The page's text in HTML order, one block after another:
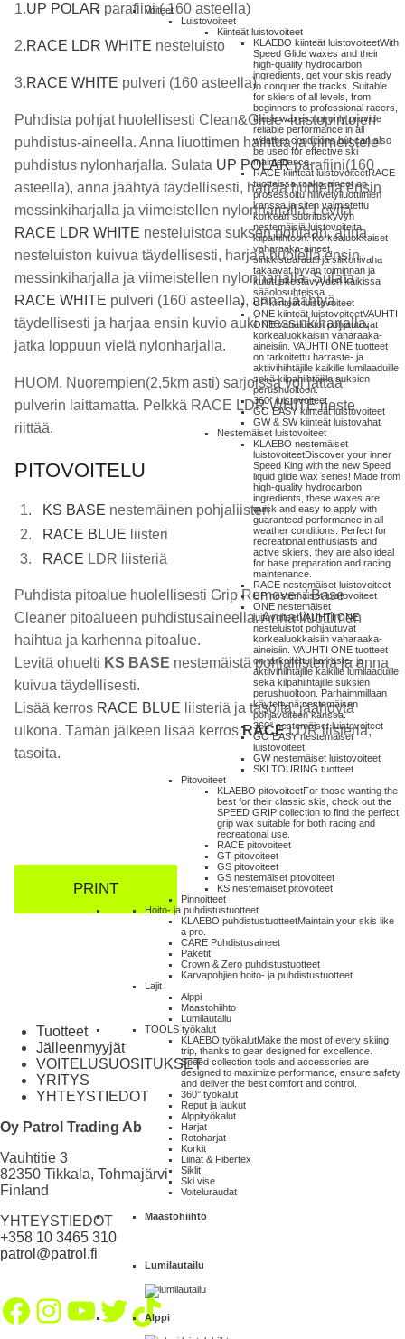
Voiteet
Luistovoiteet
Kiinteät luistovoiteet
KLAEBO kiinteät luistovoiteetWith
Speed Glide waxes and their
high-quality hydrocarbon
ingredients, get your skis ready
to conquer the tracks. Suitable
for skiers of all levels, from
beginners to professional racers,
these waxes not only provide
reliable performance in all
weather conditions but can also
be used for effective ski
maintenance.
RACE kiinteät luistovoiteetRACE
tuotteissa raaka-aineet on
prosessoitu hiilivetyliuottimien
kanssa ja siten valmistettu
korkean suorituskyvyn
nestemäisiä luistovoiteita
kilpahiihtoon. Korkealuokkaiset
vaharaaka-aineet,
sinkkistearaatti ja silikonivaha
takaavat hyvän toiminnan ja
kulutuskestävyyden kaikissa
sääolosuhteissa
UP kiinteät luistovoiteet
ONE kiinteät luistovoiteetVAUHTI
ONE vahaluistot pohjautuvat
korkealuokkaisiin vaharaaka-
aineisiin. VAUHTI ONE tuotteet
on tarkoitettu harraste- ja
aktiivihiihtäjille kaikille lumilaaduille
sekä kilpahiihtäjille suksien
perushuoltoon.
360° luistovoiteet
GO EASY kiinteät luistovoiteet
GW & SW kiinteät luistovahat
Nestemäiset luistovoiteet
KLAEBO nestemäiset
luistovoiteetDiscover your inner
Speed King with the new Speed
liquid glide wax series! Made from
high-quality hydrocarbon
ingredients, these waxes are
quick and easy to apply with
guaranteed performance in all
weather conditions. Perfect for
recreational enthusiasts and
active skiers, they are also ideal
for base preparation and racing
maintenance.
RACE nestemäiset luistovoiteet
UP nestemäiset luistovoiteet
ONE nestemäiset
luitovoiteetVAUHTI ONE
nesteluistot pohjautuvat
korkealuokkaisiin vaharaaka-
aineisiin. VAUHTI ONE tuotteet
on tarkoitettu harraste- ja
aktiivihiihtäjille kaikille lumilaaduille
sekä kilpahiihtäjille suksien
perushuoltoon. Parhaimmillaan
käytettynä nestemäisen
pohjavoiteen kanssa.
360° nestemäiset luistovoiteet
GO EASY nestemäiset
luistovoiteet
GW nestemäiset luistovoiteet
SKI TOURING tuotteet
Pitovoiteet
KLAEBO pitovoiteetFor those wanting the
best for their classic skis, check out the
SPEED GRIP collection to find the perfect
grip wax suitable for both racing and
recreational use.
RACE pitovoiteet
GT pitovoiteet
GS pitovoiteet
GS nestemäiset pitovoiteet
KS nestemäiset pitovoiteet
Pinnoitteet
Hoito- ja puhdistustuotteet
KLAEBO puhdistustuotteetMaintain your skis like
a pro.
CARE Puhdistusaineet
Paketit
Crown & Zero puhdistustuotteet
Karvapohjien hoito- ja puhdistustuotteet
Lajit
Alppi
Maastohiihto
Lumilautailu
TOOLS työkalut
KLAEBO työkalutMake the most of every skiing
trip, thanks to gear designed for excellence.
Speed collection tools and accessories are
designed to maximize performance, ensure safety
and deliver the best comfort and control.
360° työkalut
Reput ja laukut
Alppityökalut
Harjat
Rotoharjat
Korkit
Liinat & Fibertex
Siklit
Ski vise
Voiteluraudat
Maastohiihto
Lumilautailu
Alppi
1.UP POLAR parafiini ( 160 asteella)
2.RACE LDR WHITE nesteluisto
3.RACE WHITE pulveri (160 asteella)
Puhdista pohjat huolellisesti Clean&Glide -luistopintojen
puhdistus-aineella. Anna liuottimen haihtua ja viimeistele
puhdistus nylonharjalla. Sulata UP POLARparafiini(160
asteella), anna jäähtyä täydellisesti, harjaa huolella ensin
messinkiharjalla ja viimeistellen nylonharjalla. Levitä
RACE LDR WHITE nesteluistoa suksen pohjaan, anna
nesteluiston kuivua täydellisesti, harjaa huolella ensin
messinkiharjalla ja viimeistellen nylonharjalla. Sulata
RACE WHITE pulveri (160 asteella), anna jäähtyä
täydellisesti ja harjaa ensin kuvio auki messinkiharjalla,
jatka loppuun vielä nylonharjalla.
HUOM. Nuorempien(2,5km asti) sarjoissa voi jättää
pulverin laittamatta. Pelkkä RACE LDR WHITE neste
riittää.
PITOVOITELU
KS BASE nestemäinen pohjaliisteri
RACE BLUE liisteri
RACE LDR liisteriä
Puhdista pitoalue huolellisesti Grip Remover / Base
Cleaner pitoalueen puhdistusaineella. Anna liuottimen
haihtua ja karhenna pitoalue.
Levitä ohuelti KS BASE nestemäistä pohjaliisteriä ja anna
kuivua täydellisesti.
Lisää kerros RACE BLUE liisteriä ja tasoita, jäähdytä
ulkona. Tämän jälkeen lisää kerrosRACELDR liisteriä,
tasoita.
PRINT
Tuotteet
Jälleenmyyjät
VOITELUSUOSITUKSET
YRITYS
YHTEYSTIEDOT
Oy Patrol Trading Ab
Vauhtitie 3
82350 Tikkala, Tohmajärvi
Finland
YHTEYSTIEDOT
+358 10 3465 310
patrol@patrol.fi
Facebook
Instagram
YouTube
Twitter
TikTok